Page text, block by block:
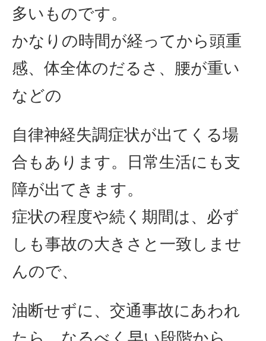
多いものです。
かなりの時間が経ってから頭重
感、体全体のだるさ、腰が重い
などの
自律神経失調症状が出てくる場
合もあります。日常生活にも支
障が出てきます。
症状の程度や続く期間は、必ず
しも事故の大きさと一致しませ
んので、
油断せずに、交通事故にあわれ